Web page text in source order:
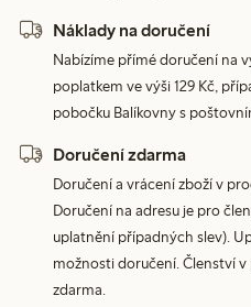
Náklady na doručení
Nabízíme přímé doručení na
poplatkem ve výši 129 Kč,
pobočku Balíkovny s
Doručení zdarma
Doručení a vrácení zboží v
Doručení na adresu je pro
uplatnění případných slev).
možnosti doručení. Členství
zdarma.